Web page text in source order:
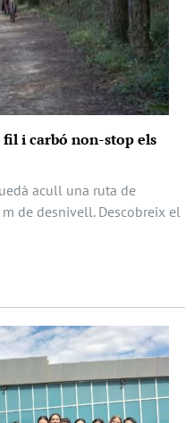
fil i carbó non-stop els
acull una ruta de
de desnivell. Descobreix el